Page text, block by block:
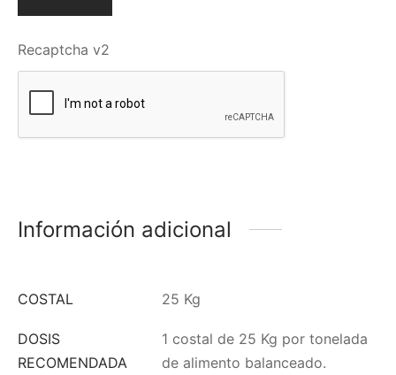
Recaptcha v2
Información adicional
COSTAL 25 Kg
DOSIS
RECOMENDADA
1 costal de 25 Kg por tonelada
de alimento balanceado.